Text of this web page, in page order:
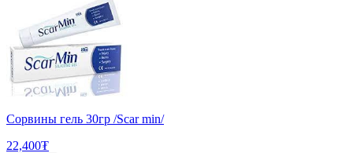
Сорвины гель 30гр /Scar min/
22,400₮